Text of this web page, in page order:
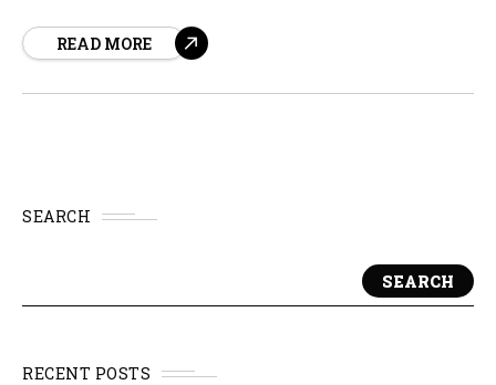
muertos. Según Fray Francesco Patton, ex Custodio de
READ MORE
SEARCH
SEARCH
RECENT POSTS